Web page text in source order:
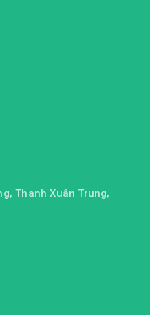
Thanh Xuân Trung,